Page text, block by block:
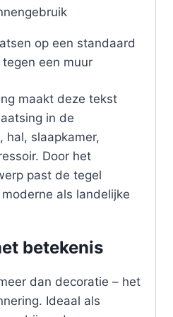
op een standaard
een muur
maakt deze tekst
in de
hal, slaapkamer,
Door het
past de tegel
als landelijke
betekenis
dan decoratie – het
Ideaal als